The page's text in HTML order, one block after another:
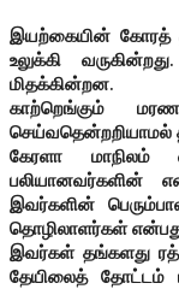
இயற்கையின் கோரத்
உலுக்கி
மிதக்கின்றன.
காற்றெங்கும்
செய்வதென்றறியாமல்
கேரளா மாநிலம்
பலியானவர்களின்
இவர்களின்
தொழிலாளர்கள்
இவர்கள் தங்களது
தேயிலைத் தோட்டம்